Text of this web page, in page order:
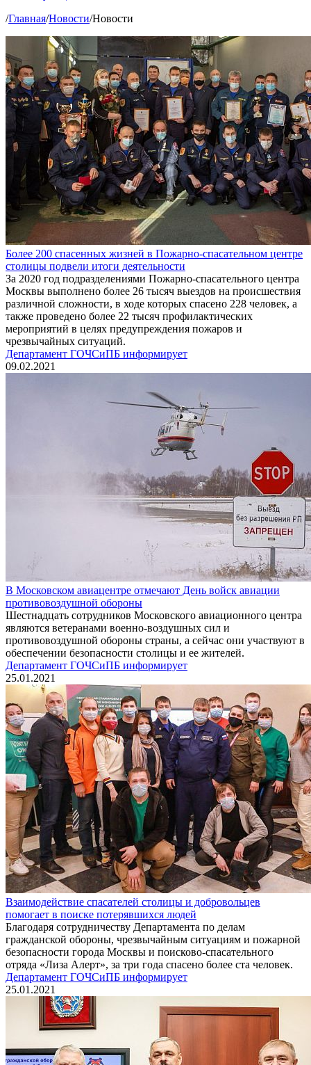
/Главная/Новости/Новости
Более 200 спасенных жизней в Пожарно-спасательном центре
столицы подвели итоги деятельности
За 2020 год подразделениями Пожарно-спасательного центра
Москвы выполнено более 26 тысяч выездов на происшествия
различной сложности, в ходе которых спасено 228 человек, а
также проведено более 22 тысяч профилактических
мероприятий в целях предупреждения пожаров и
чрезвычайных ситуаций.
Департамент ГОЧСиПБ информирует
09.02.2021
В Московском авиацентре отмечают День войск авиации
противовоздушной обороны
Шестнадцать сотрудников Московского авиационного центра
являются ветеранами военно-воздушных сил и
противовоздушной обороны страны, а сейчас они участвуют в
обеспечении безопасности столицы и ее жителей.
Департамент ГОЧСиПБ информирует
25.01.2021
Взаимодействие спасателей столицы и добровольцев
помогает в поиске потерявшихся людей
Благодаря сотрудничеству Департамента по делам
гражданской обороны, чрезвычайным ситуациям и пожарной
безопасности города Москвы и поисково-спасательного
отряда «Лиза Алерт», за три года спасено более ста человек.
Департамент ГОЧСиПБ информирует
25.01.2021